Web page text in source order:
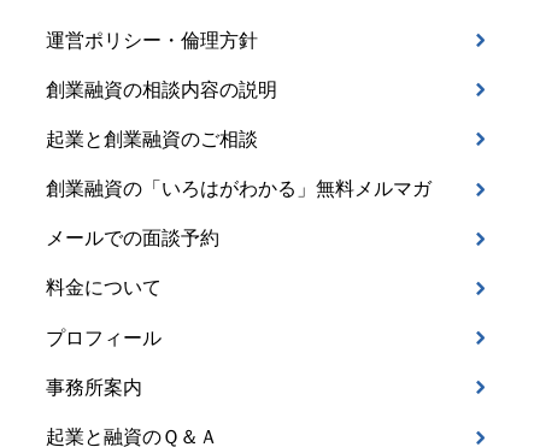
運営ポリシー・倫理方針
創業融資の相談内容の説明
起業と創業融資のご相談
創業融資の「いろはがわかる」無料メルマガ
メールでの面談予約
料金について
プロフィール
事務所案内
起業と融資のＱ＆Ａ